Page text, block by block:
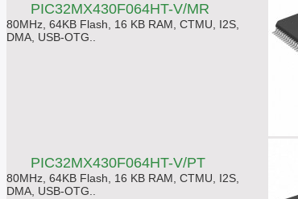
PIC32MX430F064HT-V/MR
80MHz, 64KB Flash, 16 KB RAM, CTMU, I2S,
DMA, USB-OTG..
PIC32MX430F064HT-V/PT
80MHz, 64KB Flash, 16 KB RAM, CTMU, I2S,
DMA, USB-OTG..